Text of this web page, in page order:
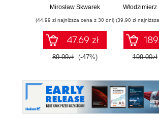
maksymalnie
potencjał
Mirosław Skwarek
(44,99 zł najniższa cena z 30 dni)
47.69 zł
89.99zł (-47%)
(39,90 zł
199.00zł